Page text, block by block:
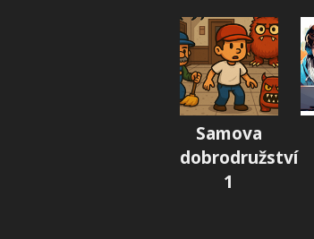
Samova
dobrodružství
1